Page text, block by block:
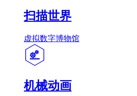
扫描世界
虚拟数字博物馆
机械动画